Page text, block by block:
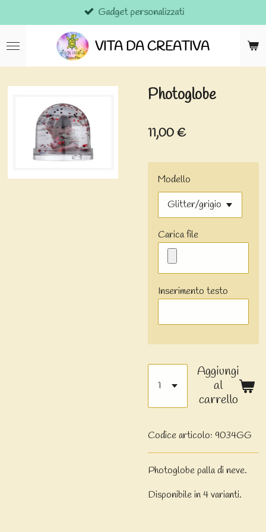
al
contenuto
VITA DA CREATIVA
Gadget personalizzati
Photoglobe
11,00 €
Modello
Carica file
Inserimento testo
Aggiungi
al
carrello
Codice articolo: 9034GG
Photoglobe palla di neve.
Disponibile in 4 varianti.